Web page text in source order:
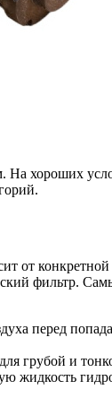
На хороших
от
фильтр.
перед
грубой и
жидкость